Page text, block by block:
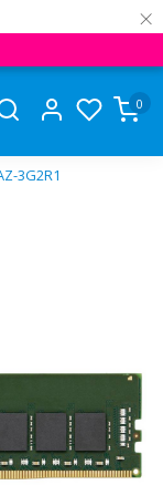
×
0
3G2R1